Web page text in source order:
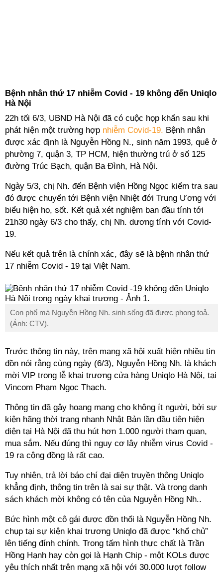
Bệnh nhân thứ 17 nhiễm Covid - 19 không đến Uniqlo
Hà Nội
22h tối 6/3, UBND Hà Nội đã có cuộc họp khẩn sau khi
phát hiện một trường hợp nhiễm Covid-19. Bệnh nhân
được xác định là Nguyễn Hồng N., sinh năm 1993, quê ở
phường 7, quận 3, TP HCM, hiện thường trú ở số 125
đường Trúc Bạch, quận Ba Đình, Hà Nội.
Ngày 5/3, chị Nh. đến Bệnh viện Hồng Ngọc kiểm tra sau
đó được chuyển tới Bệnh viện Nhiệt đới Trung Ương với
biểu hiện ho, sốt. Kết quả xét nghiệm ban đầu tính tới
21h30 ngày 6/3 cho thấy, chị Nh. dương tính với Covid-
19.
Nếu kết quả trên là chính xác, đây sẽ là bệnh nhân thứ
17 nhiễm Covid - 19 tại Việt Nam.
Con phố mà Nguyễn Hồng Nh. sinh sống đã được phong toả.
(Ảnh: CTV).
Trước thông tin này, trên mạng xã hội xuất hiện nhiều tin
đồn nói rằng cùng ngày (6/3), Nguyễn Hồng Nh. là khách
mời VIP trong lễ khai trương cửa hàng Uniqlo Hà Nội, tại
Vincom Phạm Ngọc Thạch.
Thông tin đã gây hoang mang cho không ít người, bởi sự
kiện hãng thời trang nhanh Nhật Bản lần đầu tiên hiện
diện tại Hà Nội đã thu hút hơn 1.000 người tham quan,
mua sắm. Nếu đúng thì nguy cơ lây nhiễm virus Covid -
19 ra cộng đồng là rất cao.
Tuy nhiên, trả lời báo chí đại diện truyền thông Uniqlo
khẳng định, thông tin trên là sai sự thật. Và trong danh
sách khách mời không có tên của Nguyễn Hồng Nh..
Bức hình một cô gái được đồn thổi là Nguyễn Hồng Nh.
chụp tại sự kiện khai trương Uniqlo đã được “khổ chủ”
lên tiếng đính chính. Trong tấm hình thực chất là Trần
Hồng Hạnh hay còn gọi là Hạnh Chip - một KOLs được
yêu thích nhất trên mạng xã hội với 30.000 lượt follow